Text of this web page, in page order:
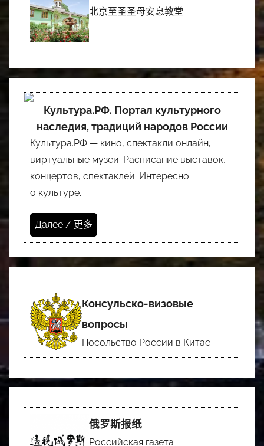
北京至圣圣母安息教堂
Культура.РФ. Портал культурного
наследия, традиций народов России
Культура.РФ — кино, спектакли онлайн,
виртуальные музеи. Расписание выставок,
концертов, спектаклей. Интересно
о культуре.
Далее / 更多
Консульско-визовые
вопросы
Посольство России в Китае
俄罗斯报纸
Российская газета